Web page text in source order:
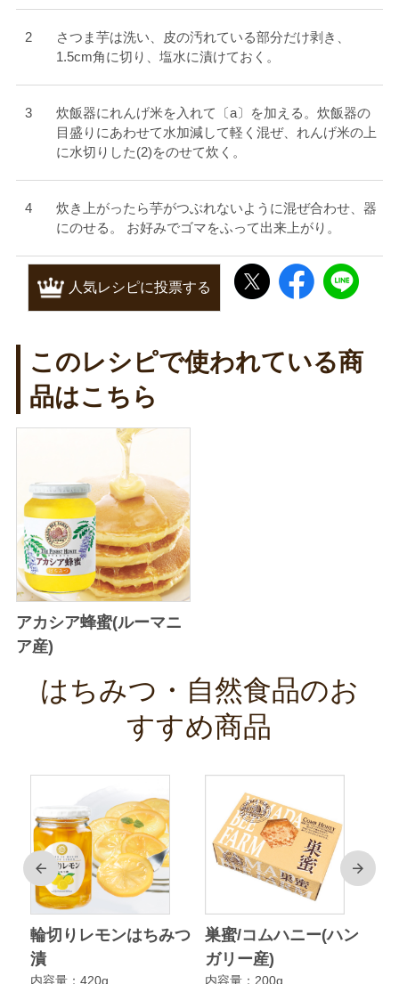
さつま芋は洗い、皮の汚れている部分だけ剥き、
1.5cm角に切り、塩水に漬けておく。
炊飯器にれんげ米を入れて〔a〕を加える。炊飯器の
目盛りにあわせて水加減して軽く混ぜ、れんげ米の上
に水切りした(2)をのせて炊く。
炊き上がったら芋がつぶれないように混ぜ合わせ、器
にのせる。 お好みでゴマをふって出来上がり。
人気レシピに投票する
このレシピで使われている商
品はこちら
アカシア蜂蜜(ルーマニ
ア産)
はちみつ・自然食品のお
すすめ商品
前
輪切りレモンはちみつ
漬
内容量：420g
巣蜜/コムハニー(ハン
ガリー産)
内容量：200g
次